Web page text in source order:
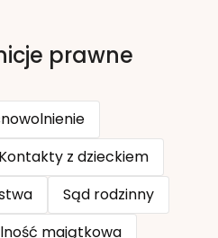
prawne
Kontakty z dzieckiem
Sąd rodzinny
majątkowa